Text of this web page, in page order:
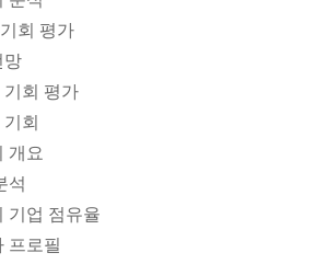
회 평가
망
기회 평가
회
개요
석
기업 점유율
프로필